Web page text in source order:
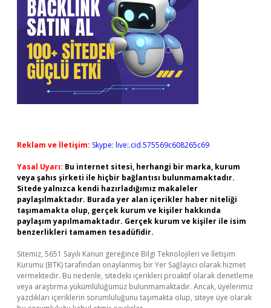
Reklam ve İletişim: Skype: live:.cid.575569c608265c69
Yasal Uyarı: Bu internet sitesi, herhangi bir marka, kurum
veya şahıs şirketi ile hiçbir bağlantısı bulunmamaktadır.
Sitede yalnızca kendi hazırladığımız makaleler
paylaşılmaktadır. Burada yer alan içerikler haber niteliği
taşımamakta olup, gerçek kurum ve kişiler hakkında
paylaşım yapılmamaktadır. Gerçek kurum ve kişiler ile isim
benzerlikleri tamamen tesadüfidir.
Sitemiz, 5651 Sayılı Kanun gereğince Bilgi Teknolojileri ve İletişim
Kurumu (BTK) tarafından onaylanmış bir Yer Sağlayıcı olarak hizmet
vermektedir. Bu nedenle, sitedeki içerikleri proaktif olarak denetleme
veya araştırma yükümlülüğümüz bulunmamaktadır. Ancak, üyelerimiz
yazdıkları içeriklerin sorumluluğunu taşımakta olup, siteye üye olarak